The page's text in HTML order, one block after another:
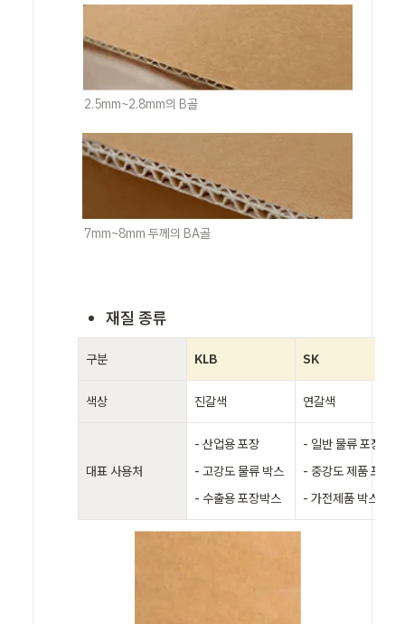
2.5mm~2.8mm의 B골
7mm~8mm 두께의 BA골
재질 종류
구분 KLB SK
색상 진갈색 연갈색
대표 사용처
- 산업용 포장
- 고강도 물류 박스
- 수출용 포장박스
- 일반 물류 포장
- 중강도 제품 포장
- 가전제품 박스